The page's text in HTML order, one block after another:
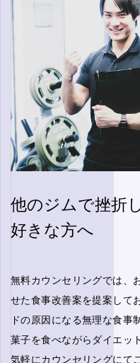
他のジムで挫折
好きな方へ
無料カウンセリングでは、
せた食事改善案を提案して
ドの原因になる無理な食事
菓子を食べながらダイエッ
気軽にカウンセリングにて